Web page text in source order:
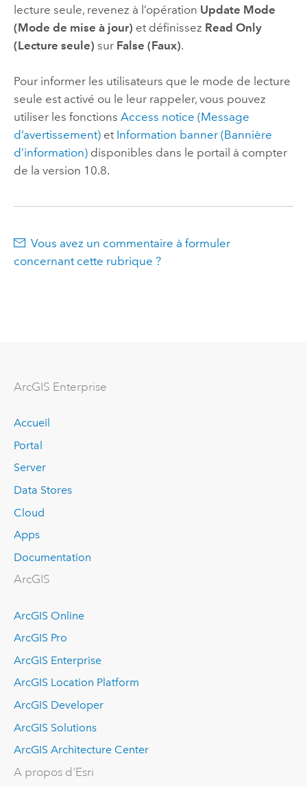
lecture seule, revenez à l’opération Update Mode
(Mode de mise à jour) et définissez Read Only
(Lecture seule) sur False (Faux).
Pour informer les utilisateurs que le mode de lecture
seule est activé ou le leur rappeler, vous pouvez
utiliser les fonctions Access notice (Message
d’avertissement)et Information banner (Bannière
d’information)disponibles dans le portail à compter
de la version 10.8.
Vous avez un commentaire à formuler
concernant cette rubrique ?
ArcGIS Enterprise
Accueil
Portal
Server
Data Stores
Cloud
Apps
Documentation
ArcGIS
ArcGIS Online
ArcGIS Pro
ArcGIS Enterprise
ArcGIS Location Platform
ArcGIS Developer
ArcGIS Solutions
ArcGIS Architecture Center
A propos d'Esri